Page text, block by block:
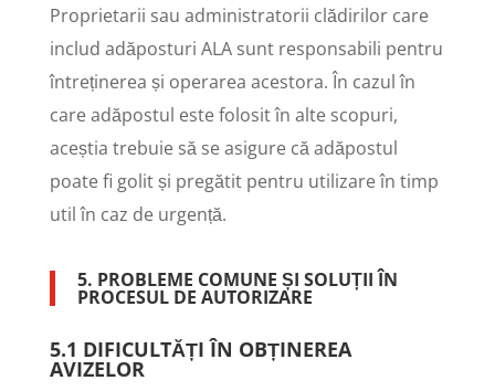
Proprietarii sau administratorii clădirilor care
includ adăposturi ALA sunt responsabili pentru
întreținerea și operarea acestora. În cazul în
care adăpostul este folosit în alte scopuri,
aceștia trebuie să se asigure că adăpostul
poate fi golit și pregătit pentru utilizare în timp
util în caz de urgență.
5. PROBLEME COMUNE ȘI SOLUȚII ÎN
PROCESUL DE AUTORIZARE
5.1 DIFICULTĂȚI ÎN OBȚINEREA
AVIZELOR